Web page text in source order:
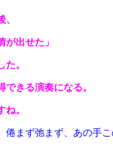
が出せた」
。
きる演奏になる。
。
倦まず弛まず、あの手